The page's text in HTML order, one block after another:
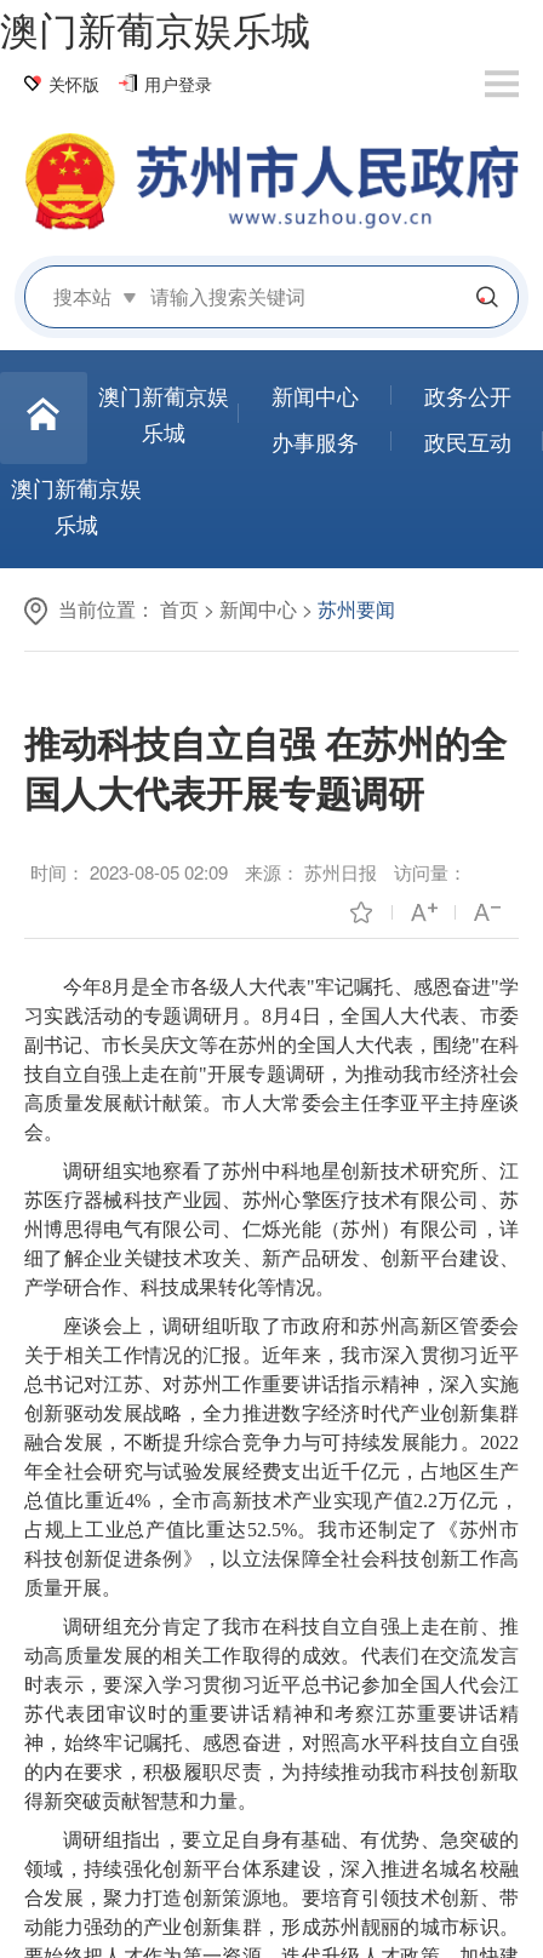
澳门新葡京娱乐城
关怀版 用户登录
搜本站
澳门新葡京娱
乐城
新闻中心
政务公开
办事服务
政民互动
澳门新葡京娱
乐城
当前位置： 首页 > 新闻中心 > 苏州要闻
推动科技自立自强 在苏州的全
国人大代表开展专题调研
时间： 2023-08-05 02:09 来源： 苏州日报 访问量：
今年8月是全市各级人大代表"牢记嘱托、感恩奋进"学
习实践活动的专题调研月。8月4日，全国人大代表、市委
副书记、市长吴庆文等在苏州的全国人大代表，围绕"在科
技自立自强上走在前"开展专题调研，为推动我市经济社会
高质量发展献计献策。市人大常委会主任李亚平主持座谈
会。
调研组实地察看了苏州中科地星创新技术研究所、江
苏医疗器械科技产业园、苏州心擎医疗技术有限公司、苏
州博思得电气有限公司、仁烁光能（苏州）有限公司，详
细了解企业关键技术攻关、新产品研发、创新平台建设、
产学研合作、科技成果转化等情况。
座谈会上，调研组听取了市政府和苏州高新区管委会
关于相关工作情况的汇报。近年来，我市深入贯彻习近平
总书记对江苏、对苏州工作重要讲话指示精神，深入实施
创新驱动发展战略，全力推进数字经济时代产业创新集群
融合发展，不断提升综合竞争力与可持续发展能力。2022
年全社会研究与试验发展经费支出近千亿元，占地区生产
总值比重近4%，全市高新技术产业实现产值2.2万亿元，
占规上工业总产值比重达52.5%。我市还制定了《苏州市
科技创新促进条例》，以立法保障全社会科技创新工作高
质量开展。
调研组充分肯定了我市在科技自立自强上走在前、推
动高质量发展的相关工作取得的成效。代表们在交流发言
时表示，要深入学习贯彻习近平总书记参加全国人代会江
苏代表团审议时的重要讲话精神和考察江苏重要讲话精
神，始终牢记嘱托、感恩奋进，对照高水平科技自立自强
的内在要求，积极履职尽责，为持续推动我市科技创新取
得新突破贡献智慧和力量。
调研组指出，要立足自身有基础、有优势、急突破的
领域，持续强化创新平台体系建设，深入推进名城名校融
合发展，聚力打造创新策源地。要培育引领技术创新、带
动能力强劲的产业创新集群，形成苏州靓丽的城市标识。